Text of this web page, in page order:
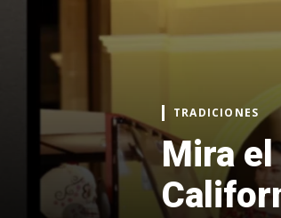
TRADICIONES
Mira el